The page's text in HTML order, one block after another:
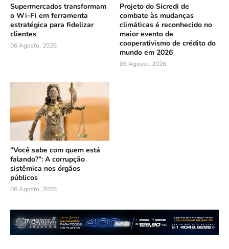
Supermercados transformam
o Wi-Fi em ferramenta
estratégica para fidelizar
clientes
06 Agosto, 2026
Projeto do Sicredi de
combate às mudanças
climáticas é reconhecido no
maior evento de
cooperativismo de crédito do
mundo em 2026
06 Agosto, 2026
“Você sabe com quem está
falando?”: A corrupção
sistêmica nos órgãos
públicos
06 Agosto, 2026